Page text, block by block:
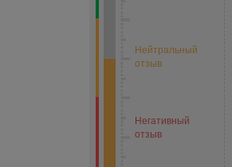
Нейтральный
отзыв
Негативный
отзыв